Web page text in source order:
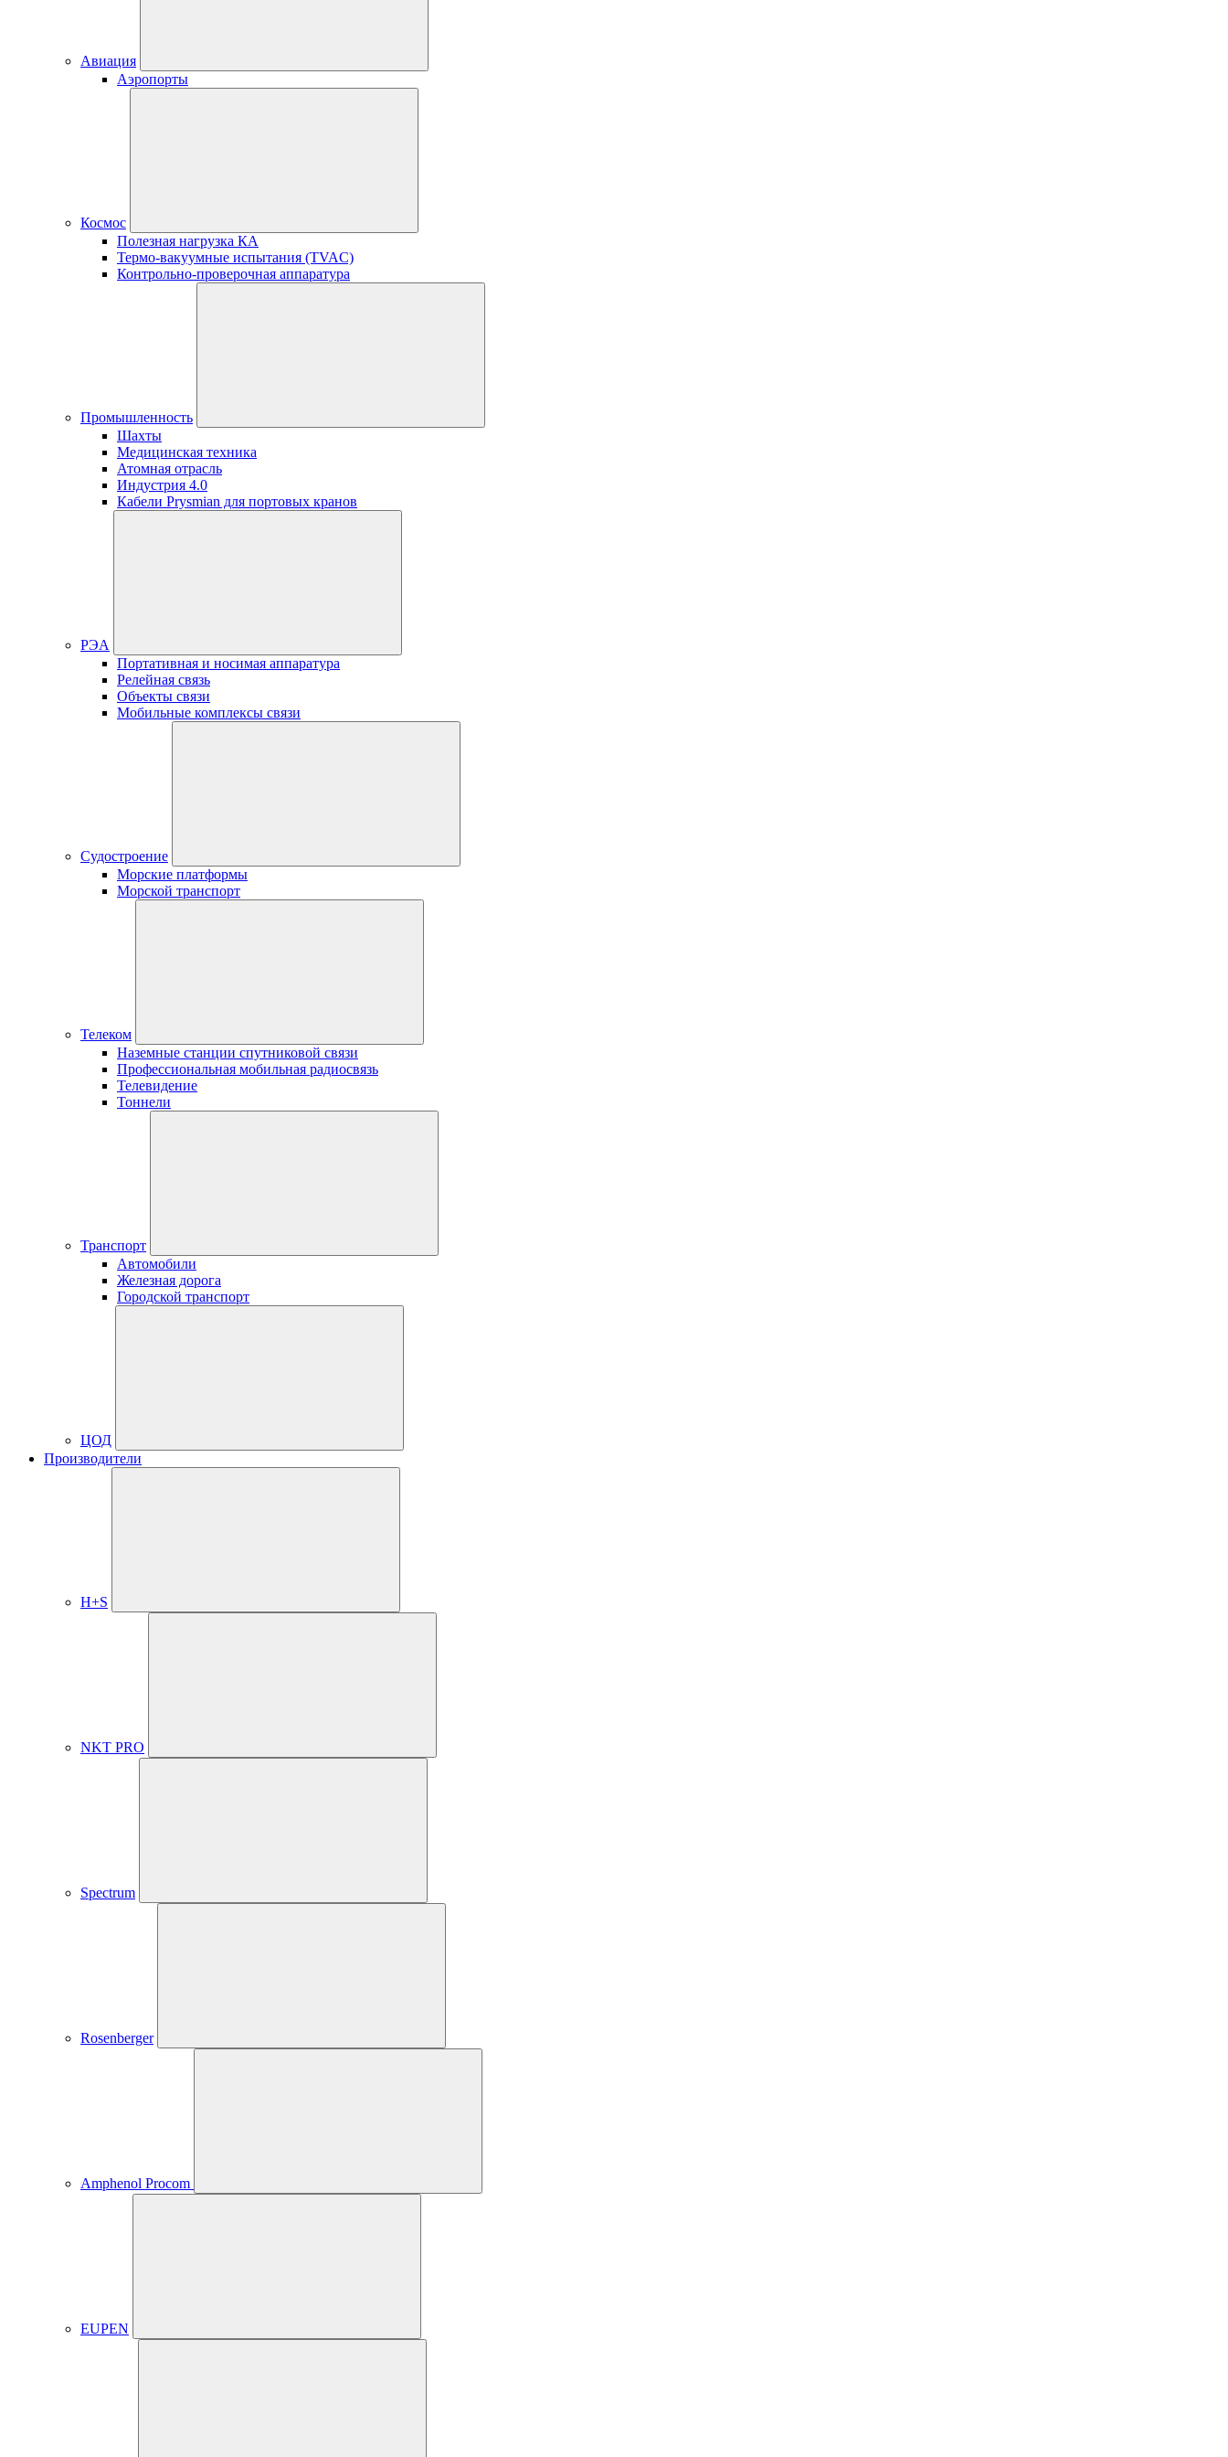
Авиация
Аэропорты
Космос
Полезная нагрузка КА
Термо-вакуумные испытания (TVAC)
Контрольно-проверочная аппаратура
Промышленность
Шахты
Медицинская техника
Атомная отрасль
Индустрия 4.0
Кабели Prysmian для портовых кранов
РЭА
Портативная и носимая аппаратура
Релейная связь
Объекты связи
Мобильные комплексы связи
Судостроение
Морские платформы
Морской транспорт
Телеком
Наземные станции спутниковой связи
Профессиональная мобильная радиосвязь
Телевидение
Тоннели
Транспорт
Автомобили
Железная дорога
Городской транспорт
ЦОД
Производители
H+S
NKT PRO
Spectrum
Rosenberger
Amphenol Procom
EUPEN